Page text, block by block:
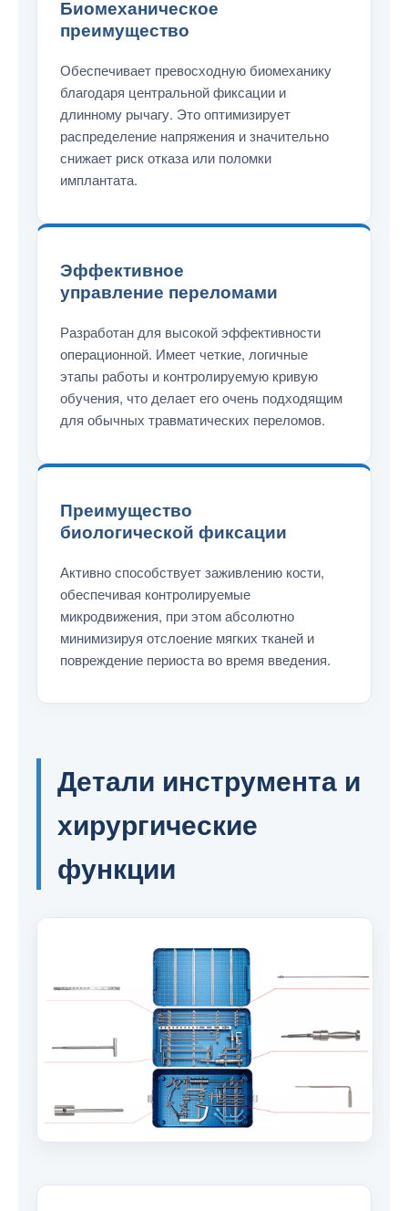
Биомеханическое
преимущество
Обеспечивает превосходную биомеханику
благодаря центральной фиксации и
длинному рычагу. Это оптимизирует
распределение напряжения и значительно
снижает риск отказа или поломки
имплантата.
Эффективное
управление переломами
Разработан для высокой эффективности
операционной. Имеет четкие, логичные
этапы работы и контролируемую кривую
обучения, что делает его очень подходящим
для обычных травматических переломов.
Преимущество
биологической фиксации
Активно способствует заживлению кости,
обеспечивая контролируемые
микродвижения, при этом абсолютно
минимизируя отслоение мягких тканей и
повреждение периоста во время введения.
Детали инструмента и
хирургические
функции